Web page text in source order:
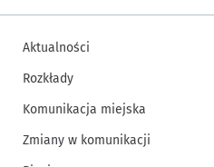
Aktualności
Rozkłady
Komunikacja miejska
Zmiany w komunikacji